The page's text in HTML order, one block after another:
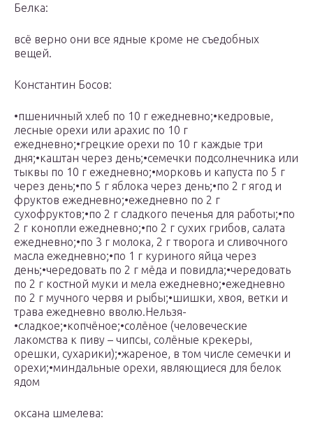
Белка:
всё верно они все ядные кроме не съедобных
вещей.
Константин Босов:
•пшеничный хлеб по 10 г ежедневно;•кедровые,
лесные орехи или арахис по 10 г
ежедневно;•грецкие орехи по 10 г каждые три
дня;•каштан через день;•семечки подсолнечника или
тыквы по 10 г ежедневно;•морковь и капуста по 5 г
через день;•по 5 г яблока через день;•по 2 г ягод и
фруктов ежедневно;•ежедневно по 2 г
сухофруктов;•по 2 г сладкого печенья для работы;•по
2 г конопли ежедневно;•по 2 г сухих грибов, салата
ежедневно;•по 3 г молока, 2 г творога и сливочного
масла ежедневно;•по 1 г куриного яйца через
день;•чередовать по 2 г мёда и повидла;•чередовать
по 2 г костной муки и мела ежедневно;•ежедневно
по 2 г мучного червя и рыбы;•шишки, хвоя, ветки и
трава ежедневно вволю.Нельзя-
•сладкое;•копчёное;•солёное (человеческие
лакомства к пиву – чипсы, солёные крекеры,
орешки, сухарики);•жареное, в том числе семечки и
орехи;•миндальные орехи, являющиеся для белок
ядом
оксана шмелева: